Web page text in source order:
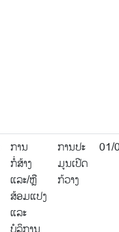
ການ
ກໍ່ສ້າງ
ແລະ/ຫຼື
ສ້ອມແປງ
ແລະ
ການປະ
ມູນເປີດ
ກ້ວາງ
01/